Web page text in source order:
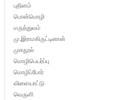
புதினம்
பொன்மொழி
மருத்துவம்
மு.இராமகிருட்டிணன்
முகநூல்
மொழிபெயர்ப்பு
மொழிப்போர்
விளையாட்டு
வெருளி